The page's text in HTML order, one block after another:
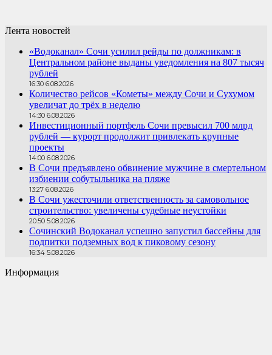
Лента новостей
«Водоканал» Сочи усилил рейды по должникам: в
Центральном районе выданы уведомления на 807 тысяч
рублей
16:30 6.08.2026
Количество рейсов «Кометы» между Сочи и Сухумом
увеличат до трёх в неделю
14:30 6.08.2026
Инвестиционный портфель Сочи превысил 700 млрд
рублей — курорт продолжит привлекать крупные
проекты
14:00 6.08.2026
В Сочи предъявлено обвинение мужчине в смертельном
избиении собутыльника на пляже
13:27 6.08.2026
В Сочи ужесточили ответственность за самовольное
строительство: увеличены судебные неустойки
20:50 5.08.2026
Сочинский Водоканал успешно запустил бассейны для
подпитки подземных вод к пиковому сезону
16:34 5.08.2026
Информация